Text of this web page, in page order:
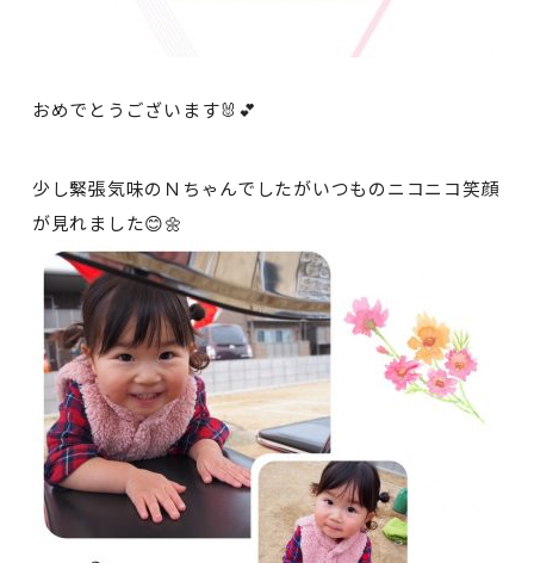
おめでとうございます🐰💕
少し緊張気味のＮちゃんでしたがいつものニコニコ笑顔
が見れました😊🌼